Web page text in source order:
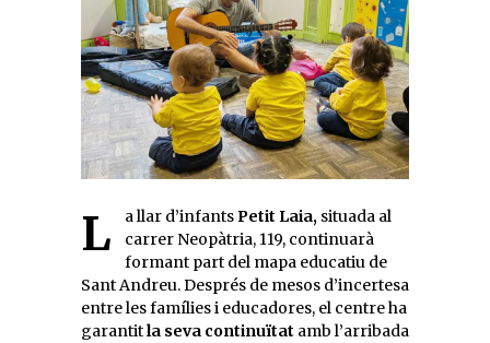
La llar d’infantsPetit Laia, situada al
carrer Neopàtria, 119, continuarà
formant part del mapa educatiu de
Sant Andreu. Després de mesos d’incertesa
entre les famílies i educadores, el centre ha
garantitla seva continuïtat amb l’arribada